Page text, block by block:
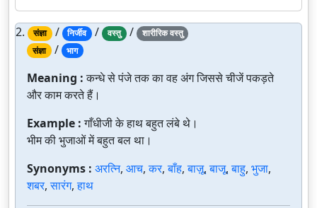
2. संज्ञा / निर्जीव / वस्तु /
शारीरिक वस्तु
संज्ञा / भाग
Meaning :कन्धे से पंजे तक का वह अंग जिससे चीजें पकड़ते
और काम करते हैं।
Example :गाँधीजी के हाथ बहुत लंबे थे।
भीम की भुजाओं में बहुत बल था।
Synonyms : अरत्नि, आच,कर,बाँह,बाज़ू,बाजू,बाहु, भुजा,
शबर,सारंग,हाथ